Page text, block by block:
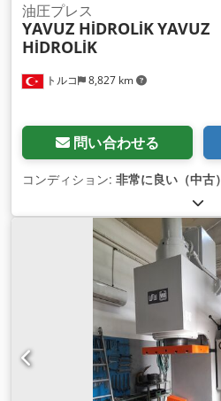
トルコ 8,827 km
油圧プレス
YAVUZ HİDROLİKYAVUZ
HİDROLİK
問い合わせる
コンディション: 非常に良い（中古）